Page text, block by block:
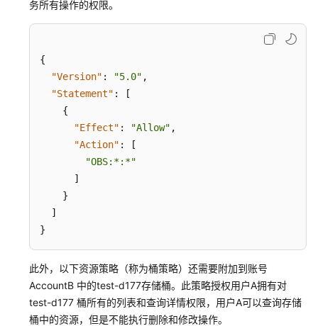
务所有操作的权限。
{
"Version" : "5.0" ,
"Statement" :
[
{
"Effect" : "Allow" ,
"Action" :
[
"OBS:*:*"
]
}
]
}
此外，以下资源策略（称为桶策略）还需要附加到账号
AccountB 中的test-d177存储桶。此策略授权用户A拥有对
test-d177 桶所有的列表和查询详情权限，用户A可以查询存储
桶中的资源，但是不能执行删除和修改操作。